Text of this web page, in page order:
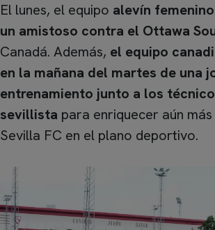
El lunes, el equipo alevín
un amistoso contra el Ottawa
Canadá. Además, el equipo
en la mañana del martes de una
entrenamiento junto a los
sevillista para enriquecer aún
Sevilla FC en el plano deportivo.